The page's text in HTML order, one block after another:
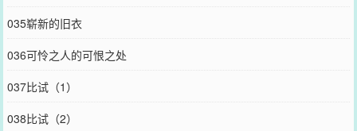
035崭新的旧衣
036可怜之人的可恨之处
037比试（1）
038比试（2）